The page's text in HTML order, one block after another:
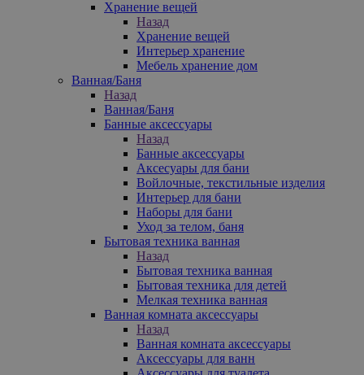
Хранение вещей
Назад
Хранение вещей
Интерьер хранение
Мебель хранение дом
Ванная/Баня
Назад
Ванная/Баня
Банные аксессуары
Назад
Банные аксессуары
Аксесуары для бани
Войлочные, текстильные изделия
Интерьер для бани
Наборы для бани
Уход за телом, баня
Бытовая техника ванная
Назад
Бытовая техника ванная
Бытовая техника для детей
Мелкая техника ванная
Ванная комната аксессуары
Назад
Ванная комната аксессуары
Аксессуары для ванн